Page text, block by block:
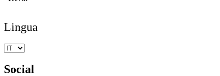
Lingua
Social